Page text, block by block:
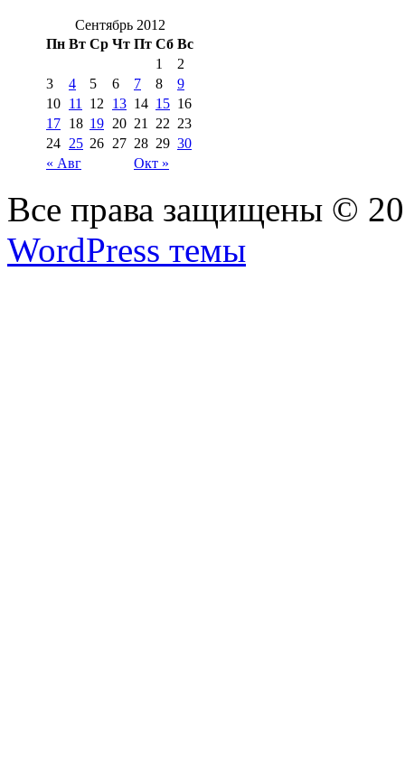
Сентябрь 2012
Пн Вт Ср Чт Пт Сб Вс
« Авг Окт »
1
2
3
4 5 6 7 8
9
10 11 12 13 14 15 16
17 18 19 20 21 22 23
24 25 26 27 28 29 30
Все права защищены ©
WordPress темы